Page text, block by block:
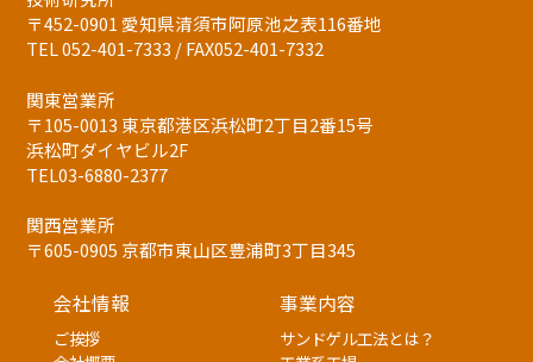
〒452-0901 愛知県清須市阿原池之表116番地
TEL 052-401-7333 / FAX052-401-7332
関東営業所
〒105-0013 東京都港区浜松町2丁目2番15号
浜松町ダイヤビル2F
TEL03-6880-2377
関西営業所
〒605-0905 京都市東山区豊浦町3丁目345
会社情報
ご挨拶
事業内容
サンドゲル工法とは？